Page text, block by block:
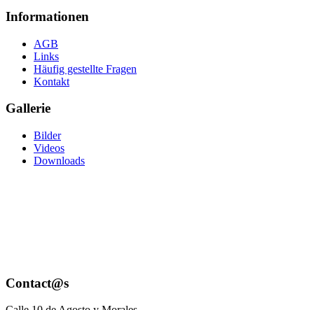
Informationen
AGB
Links
Häufig gestellte Fragen
Kontakt
Gallerie
Bilder
Videos
Downloads
Contact@s